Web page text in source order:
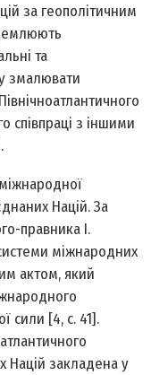
за геополітичним
та
змалювати
співпраці з іншими
Націй. За
правника І.
міжнародних
актом, який
сили [4, c. 41].
Націй закладена у